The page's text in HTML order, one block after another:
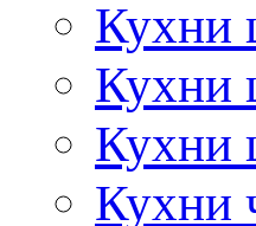
Кухни
Кухни
Кухни
Кухни